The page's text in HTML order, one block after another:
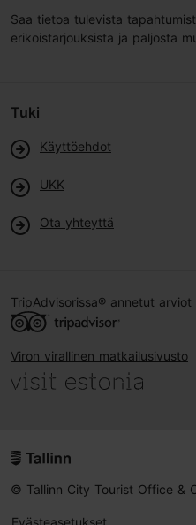
Saa tietoa tulevista
erikoistarjouksista ja paljosta
Tuki
Käyttöehdot
UKK
Ota yhteyttä
TripAdvisorissa® annetut arviot
Viron virallinen matkailusivusto
© Tallinn City Tourist Office &
Evästeasetukset